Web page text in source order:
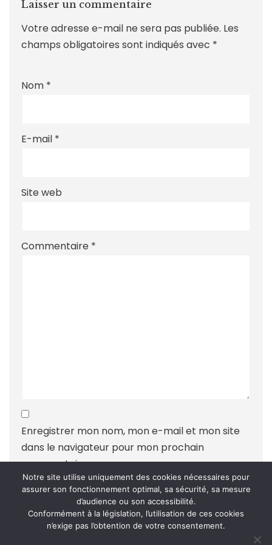
Laisser un commentaire
Votre adresse e-mail ne sera pas publiée. Les
champs obligatoires sont indiqués avec *
Nom *
E-mail *
Site web
Commentaire *
Enregistrer mon nom, mon e-mail et mon site
dans le navigateur pour mon prochain
commentaire.
Ce site utilise Akismet pour réduire les indésirables.
Notre site utilise uniquement des cookies nécessaires pour
assurer son fonctionnement optimal, sa sécurité, sa mesure
d’audience ou son accessibilité.
Conformément à la législation, l’utilisation de ces cookies
n’exige pas l’obtention de votre consentement.